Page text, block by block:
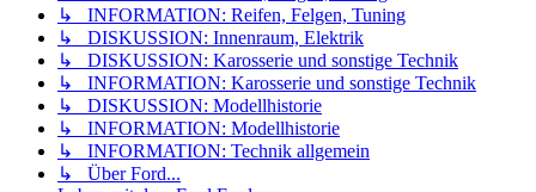
↳ INFORMATION: Reifen, Felgen, Tuning
↳ DISKUSSION: Innenraum, Elektrik
↳ DISKUSSION: Karosserie und sonstige Technik
↳ INFORMATION: Karosserie und sonstige Technik
↳ DISKUSSION: Modellhistorie
↳ INFORMATION: Modellhistorie
↳ INFORMATION: Technik allgemein
↳ Über Ford...